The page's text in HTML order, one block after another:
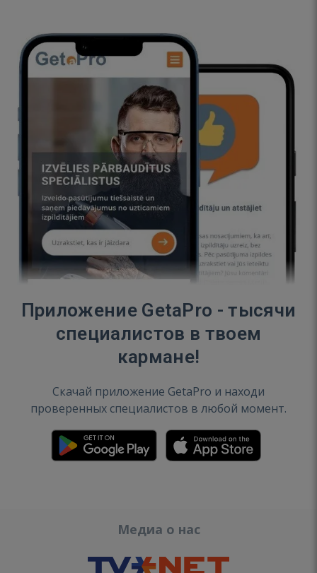
Приложение GetaPro - тысячи
специалистов в твоем
кармане!
Скачай приложение GetaPro и находи
проверенных специалистов в любой момент.
Медиа о нас